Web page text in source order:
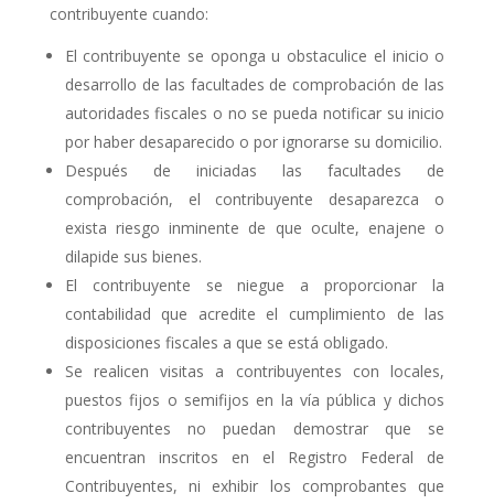
contribuyente cuando:
El contribuyente se oponga u obstaculice el inicio o
desarrollo de las facultades de comprobación de las
autoridades fiscales o no se pueda notificar su inicio
por haber desaparecido o por ignorarse su domicilio.
Después de iniciadas las facultades de
comprobación, el contribuyente desaparezca o
exista riesgo inminente de que oculte, enajene o
dilapide sus bienes.
El contribuyente se niegue a proporcionar la
contabilidad que acredite el cumplimiento de las
disposiciones fiscales a que se está obligado.
Se realicen visitas a contribuyentes con locales,
puestos fijos o semifijos en la vía pública y dichos
contribuyentes no puedan demostrar que se
encuentran inscritos en el Registro Federal de
Contribuyentes, ni exhibir los comprobantes que